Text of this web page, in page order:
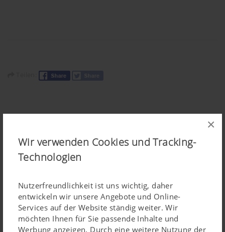
×
Wir verwenden Cookies und Tracking-
Technologien
Nutzerfreundlichkeit ist uns wichtig, daher
entwickeln wir unsere Angebote und Online-
Services auf der Website ständig weiter. Wir
möchten Ihnen für Sie passende Inhalte und
Werbung anzeigen. Durch eine weitere Nutzung der
ÄHNLICHE ARTIKEL